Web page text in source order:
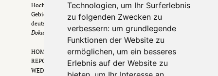
Technologien, um Ihr Surferlebnis
zu folgenden Zwecken zu
verbessern: um grundlegende
Funktionen der Website zu
ermöglichen, um ein besseres
Erlebnis auf der Website zu
Hochzeitsfotografen aus Frankfurt & dem Rhein-Main-
Gebiet
. Hochzeiten in Frankfurt, im Rheingau &
deutschlandweit.
Dokumentarisch. Zeitlos. Echt.
HOME
REPORTAGEN
WEDDING FILM